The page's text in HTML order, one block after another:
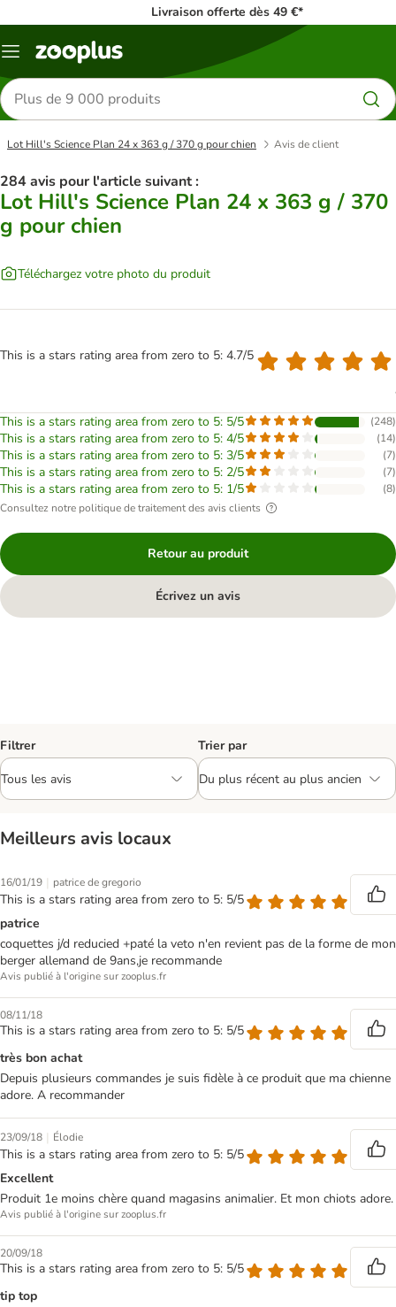
Livraison offerte dès 49 €*
Menu
Rechercher
des
produits
Lot Hill's Science Plan 24 x 363 g / 370 g pour chien Avis de client
284 avis pour l'article suivant :
Lot Hill's Science Plan 24 x 363 g / 370
g pour chien
Téléchargez votre photo du produit
This is a stars rating area from zero to 5: 4.7/5
This is a stars rating area from zero to 5: 5/5 (248)
This is a stars rating area from zero to 5: 4/5 (14)
This is a stars rating area from zero to 5: 3/5 (7)
This is a stars rating area from zero to 5: 2/5 (7)
This is a stars rating area from zero to 5: 1/5 (8)
Consultez notre politique de traitement des avis clients
Retour au produit
Écrivez un avis
Filtrer Trier par
Meilleurs avis locaux
16/01/19 | patrice de gregorio
This is a stars rating area from zero to 5: 5/5
patrice
coquettes j/d reducied +paté la veto n'en revient pas de la forme de mon
berger allemand de 9ans,je recommande
Avis publié à l'origine sur zooplus.fr
08/11/18
This is a stars rating area from zero to 5: 5/5
très bon achat
Depuis plusieurs commandes je suis fidèle à ce produit que ma chienne
adore. A recommander
23/09/18 | Élodie
This is a stars rating area from zero to 5: 5/5
Excellent
Produit 1e moins chère quand magasins animalier. Et mon chiots adore.
Avis publié à l'origine sur zooplus.fr
20/09/18
This is a stars rating area from zero to 5: 5/5
tip top